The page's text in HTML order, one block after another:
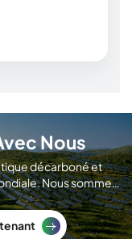
; le
Nous
décarboné et
Nous sommes
solaires.